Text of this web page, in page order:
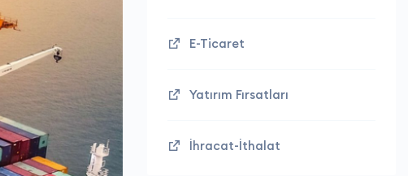
E-Ticaret
Yatırım Fırsatları
İhracat-İthalat